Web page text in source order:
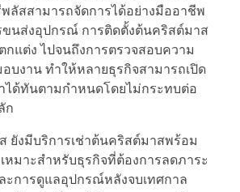
ลัสสามารถจัดการได้อย่างมืออาชีพ
นส่งอุปกรณ์ การติดตั้งต้นคริสต์มาส
กแต่ง ไปจนถึงการตรวจสอบความ
บงาน ทำให้หลายธุรกิจสามารถเปิด
ด้ทันตามกำหนดโดยไม่กระทบต่อ
ก
ยังมีบริการเช่าต้นคริสต์มาสพร้อม
หมาะสำหรับธุรกิจที่ต้องการลดภาระ
ละการดูแลอุปกรณ์หลังจบเทศกาล